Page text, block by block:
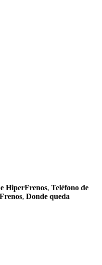
HiperFrenos, Teléfono de
, Donde queda